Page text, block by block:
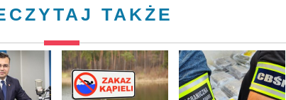
TAKŻE